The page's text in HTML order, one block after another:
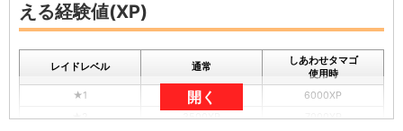
える経験値(XP)
レイドレベル 通常
しあわせタマゴ
使用時
★1
3000XP
6000XP
★2
3500XP
7000XP
開く